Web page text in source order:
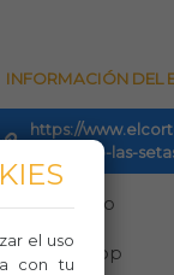
INFORMACIÓN DEL
https://
flamenco-las-
Teléfono
Whasapp
el uso
con tu